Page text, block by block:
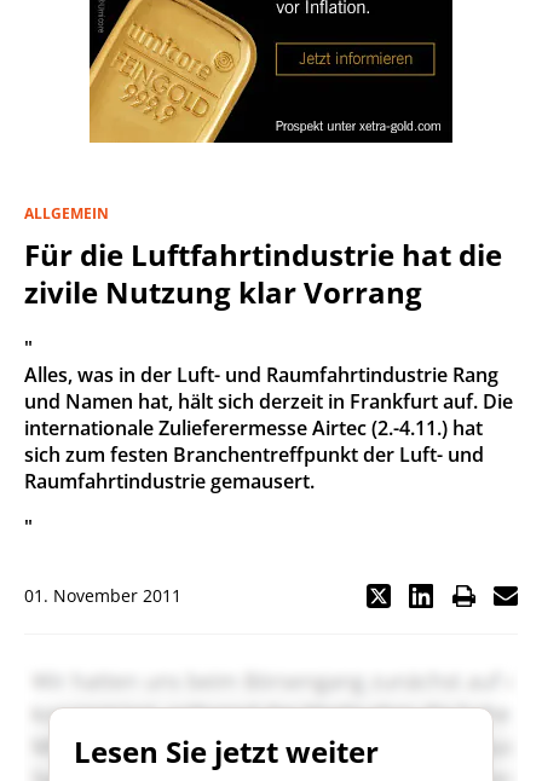
ALLGEMEIN
Für die Luftfahrtindustrie hat die
zivile Nutzung klar Vorrang
"
Alles, was in der Luft- und Raumfahrtindustrie Rang
und Namen hat, hält sich derzeit in Frankfurt auf. Die
internationale Zulieferermesse Airtec (2.-4.11.) hat
sich zum festen Branchentreffpunkt der Luft- und
Raumfahrtindustrie gemausert.
"
01. November 2011
Lesen Sie jetzt weiter